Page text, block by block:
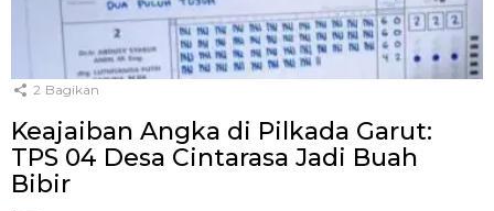
2 Bagikan
Keajaiban Angka di Pilkada Garut:
TPS 04 Desa Cintarasa Jadi Buah
Bibir